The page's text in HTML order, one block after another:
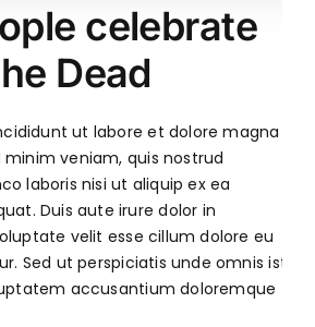
celebrate
Dead
ut labore et dolore magna
veniam, quis nostrud
laboris nisi ut aliquip ex ea
Duis aute irure dolor in
velit esse cillum dolore eu
Sed ut perspiciatis unde omnis iste
accusantium doloremque